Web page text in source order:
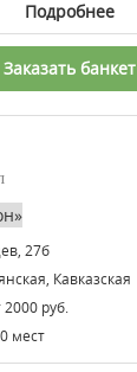
Подробнее
Заказать банкет
27б
Кавказская
2000 руб.
мест